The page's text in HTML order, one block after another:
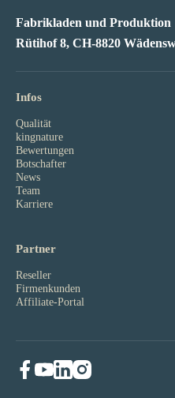
Fabrikladen und Produktion
Rütihof 8, CH-8820
Infos
Qualität
kingnature
Bewertungen
Botschafter
News
Team
Karriere
Partner
Reseller
Firmenkunden
Affiliate-Portal